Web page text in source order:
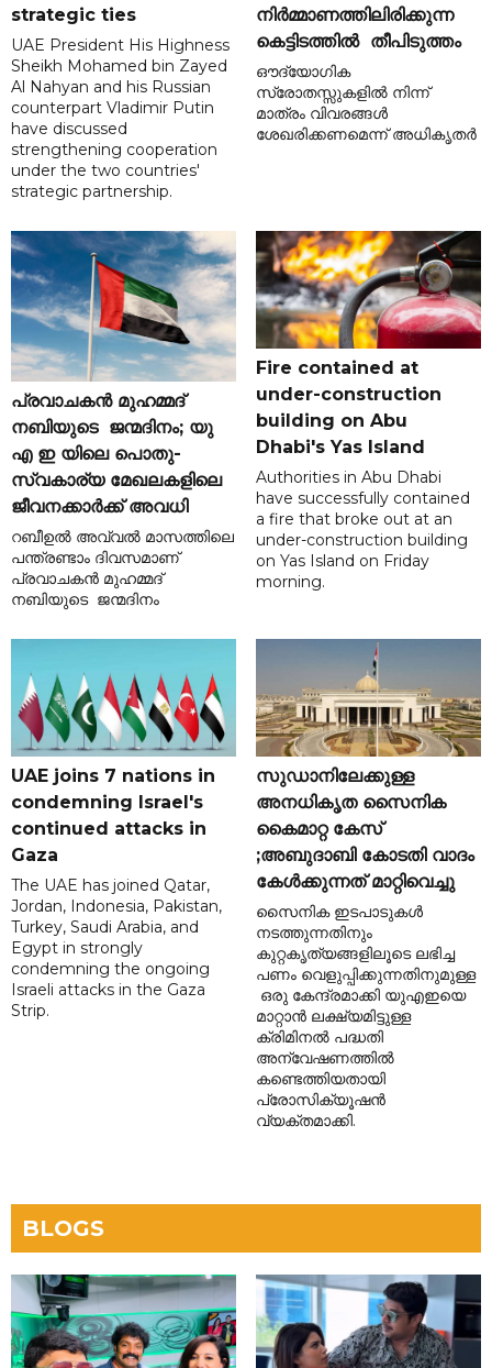
strategic ties
UAE President His Highness
Sheikh Mohamed bin Zayed
Al Nahyan and his Russian
counterpart Vladimir Putin
have discussed
strengthening cooperation
under the two countries'
strategic partnership.
നിർമ്മാണത്തിലിരിക്കുന്ന
കെട്ടിടത്തിൽ തീപിടുത്തം
ഔദ്യോഗിക
സ്രോതസ്സുകളിൽ നിന്ന്
മാത്രം വിവരങ്ങൾ
ശേഖരിക്കണമെന്ന് അധികൃതർ
പ്രവാചകൻ മുഹമ്മദ്
നബിയുടെ ജന്മദിനം; യു
എ ഇ യിലെ പൊതു-
സ്വകാര്യ മേഖലകളിലെ
ജീവനക്കാർക്ക് അവധി
റബീഉൽ അവ്വൽ മാസത്തിലെ
പന്ത്രണ്ടാം ദിവസമാണ്
പ്രവാചകൻ മുഹമ്മദ്
നബിയുടെ ജന്മദിനം
Fire contained at
under-construction
building on Abu
Dhabi's Yas Island
Authorities in Abu Dhabi
have successfully contained
a fire that broke out at an
under-construction building
on Yas Island on Friday
morning.
UAE joins 7 nations in
condemning Israel's
continued attacks in
Gaza
The UAE has joined Qatar,
Jordan, Indonesia, Pakistan,
Turkey, Saudi Arabia, and
Egypt in strongly
condemning the ongoing
Israeli attacks in the Gaza
Strip.
സുഡാനിലേക്കുള്ള
അനധികൃത സൈനിക
കൈമാറ്റ കേസ്
;അബുദാബി കോടതി വാദം
കേൾക്കുന്നത് മാറ്റിവെച്ചു
സൈനിക ഇടപാടുകൾ
നടത്തുന്നതിനും
കുറ്റകൃത്യങ്ങളിലൂടെ ലഭിച്ച
പണം വെളുപ്പിക്കുന്നതിനുമുള്ള
ഒരു കേന്ദ്രമാക്കി യുഎഇയെ
മാറ്റാൻ ലക്ഷ്യമിട്ടുള്ള
ക്രിമിനൽ പദ്ധതി
അന്വേഷണത്തിൽ
കണ്ടെത്തിയതായി
പ്രോസിക്യൂഷൻ
വ്യക്തമാക്കി.
BLOGS